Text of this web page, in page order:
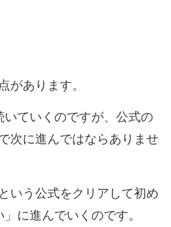
があります。
ていくのですが、公式の
次に進んではならありませ
いう公式をクリアして初め
に進んでいくのです。